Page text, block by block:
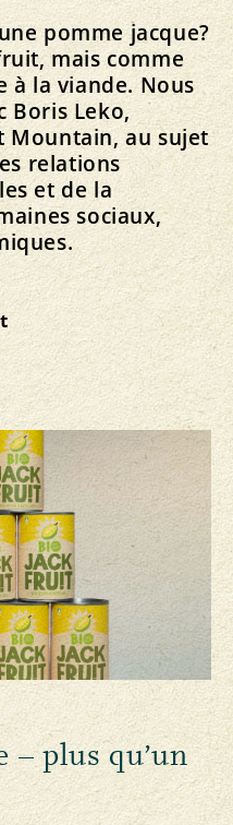
pomme jacque?
mais comme
à la viande. Nous
Boris Leko,
Mountain, au sujet
relations
et de la
sociaux,
– plus qu’un